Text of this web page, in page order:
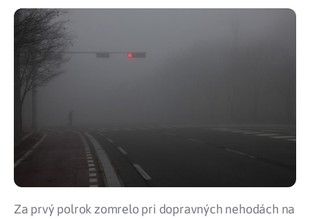
Za prvý polrok zomrelo pri dopravných nehodách na